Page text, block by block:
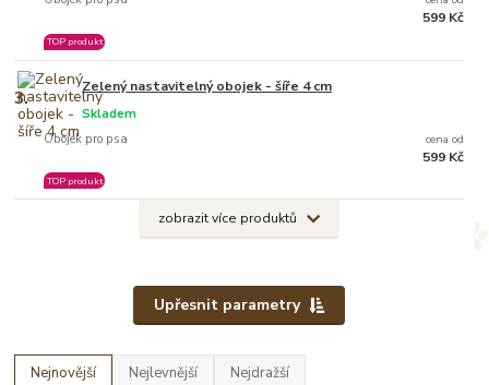
TOP produkt
599 Kč
3. Zelený nastavitelný obojek - šíře 4 cm
Obojek pro psa
Skladem
TOP produkt
cena od
599 Kč
zobrazit více produktů
Upřesnit parametry
Nejnovější Nejlevnější Nejdražší